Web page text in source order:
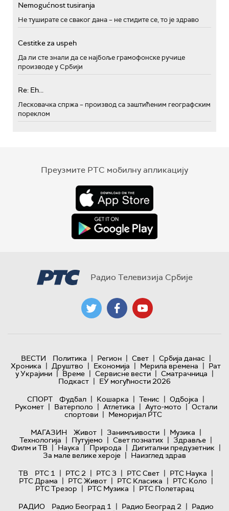
Nemogućnost tusiranja
Не туширате се сваког дана – не стидите се, то је здраво
Cestitke za uspeh
Да ли сте знали да се најбоље грамофонске ручице
производе у Србији
Re: Eh...
Лесковачка спржа – производ са заштићеним географским
пореклом
Преузмите РТС мобилну апликацију
Радио Телевизија Србије
ВЕСТИ Политика | Регион | Свет | Србија данас |
Хроника | Друштво | Економија | Мерила времена | Рат
у Украјини | Време | Сервисне вести | Сматрачница |
Подкаст | ЕУ могућности 2026
СПОРТ
Фудбал | Кошарка | Тенис | Одбојка |
Рукомет | Ватерполо | Атлетика | Ауто-мото | Остали
спортови | Меморијал РТС
МАГАЗИН
Живот | Занимљивости | Музика |
Технологијa | Путујемо | Свет познатих | Здравље |
Филм и ТВ | Наука | Природа | Дигитални предузетник |
За мале велике хероје | Наизглед здрав
ТВ
РТС 1 | РТС 2 | РТС 3 | РТС Свет | РТС Наука |
РТС Драма | РТС Живот | РТС Класика | РТС Коло |
РТС Трезор | РТС Музика | РТС Полетарац
РАДИО
Радио Београд 1 | Радио Београд 2 | Радио